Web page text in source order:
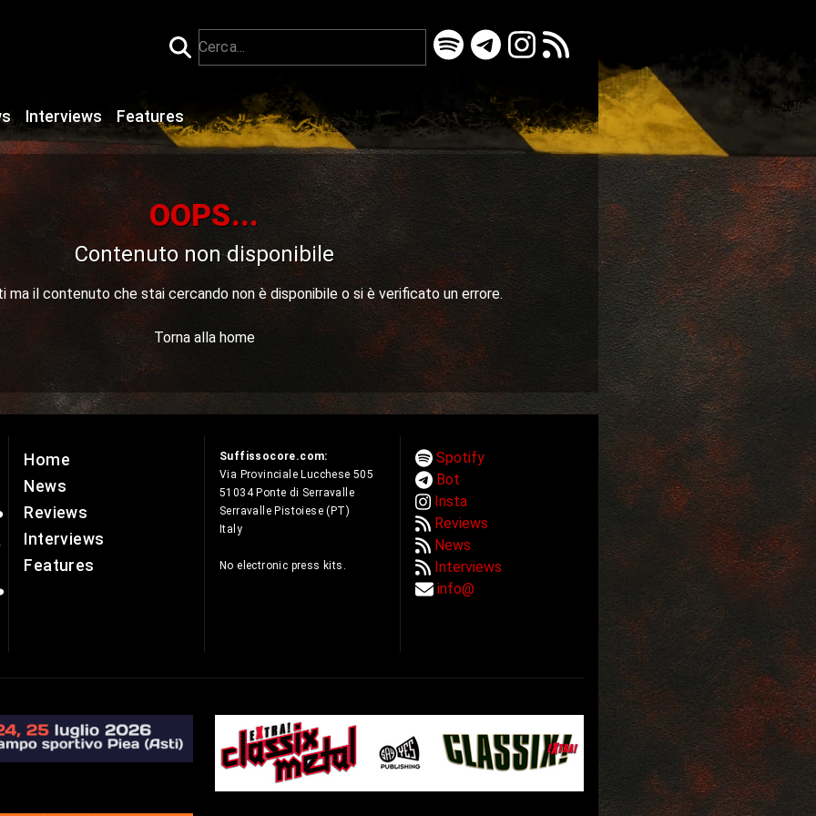
Interviews Features
OOPS...
Contenuto non disponibile
ma il contenuto che stai cercando non è disponibile o si è verificato un errore.
Torna alla home
Home
News
Reviews
Interviews
Features
Suffissocore.com:
Via Provinciale Lucchese 505
51034 Ponte di Serravalle
Serravalle Pistoiese (PT)
Italy
No electronic press kits.
Spotify
Bot
Insta
Reviews
News
Interviews
info@